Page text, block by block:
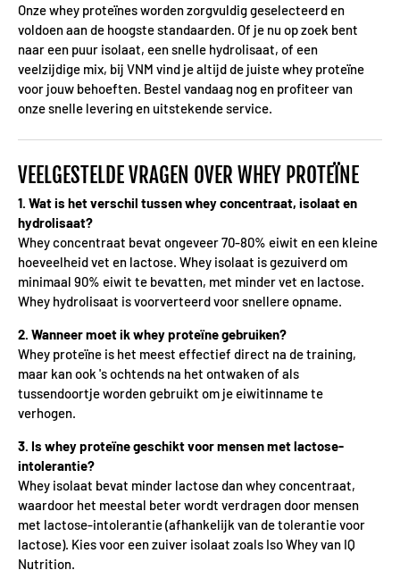
Onze whey proteïnes worden zorgvuldig geselecteerd en
voldoen aan de hoogste standaarden. Of je nu op zoek bent
naar een puur isolaat, een snelle hydrolisaat, of een
veelzijdige mix, bij VNM vind je altijd de juiste whey proteïne
voor jouw behoeften. Bestel vandaag nog en profiteer van
onze snelle levering en uitstekende service.
VEELGESTELDE VRAGEN OVER WHEY PROTEÏNE
1. Wat is het verschil tussen whey concentraat, isolaat en
hydrolisaat?
Whey concentraat bevat ongeveer 70-80% eiwit en een kleine
hoeveelheid vet en lactose. Whey isolaat is gezuiverd om
minimaal 90% eiwit te bevatten, met minder vet en lactose.
Whey hydrolisaat is voorverteerd voor snellere opname.
2. Wanneer moet ik whey proteïne gebruiken?
Whey proteïne is het meest effectief direct na de training,
maar kan ook 's ochtends na het ontwaken of als
tussendoortje worden gebruikt om je eiwitinname te
verhogen.
3. Is whey proteïne geschikt voor mensen met lactose-
intolerantie?
Whey isolaat bevat minder lactose dan whey concentraat,
waardoor het meestal beter wordt verdragen door mensen
met lactose-intolerantie (afhankelijk van de tolerantie voor
lactose). Kies voor een zuiver isolaat zoals Iso Whey van IQ
Nutrition.